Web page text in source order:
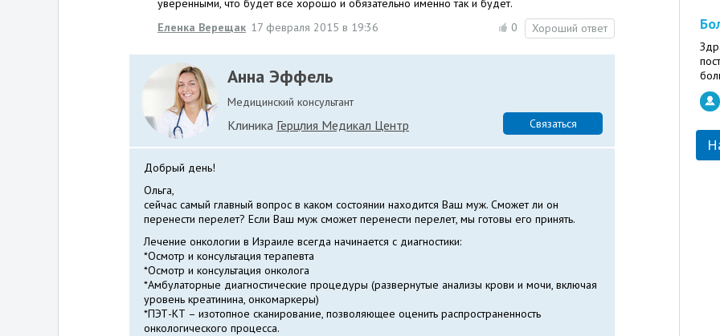
уверенными, что будет всё хорошо и обязательно именно так и будет.
0
Хороший ответ
Еленка Верещак 17 февраля 2015 в 19:36
Анна Эффель
Медицинский консультант
Клиника Герцлия Медикал Центр Связаться
Добрый день!
Ольга,
сейчас самый главный вопрос в каком состоянии находится Ваш муж. Сможет ли он
перенести перелет? Если Ваш муж сможет перенести перелет, мы готовы его принять.
Лечение онкологии в Израиле всегда начинается с диагностики:
*Осмотр и консультация терапевта
*Осмотр и консультация онколога
*Амбулаторные диагностические процедуры (развернутые анализы крови и мочи, включая
уровень креатинина, онкомаркеры)
*ПЭТ-КТ – изотопное сканирование, позволяющее оценить распространенность
онкологического процесса.